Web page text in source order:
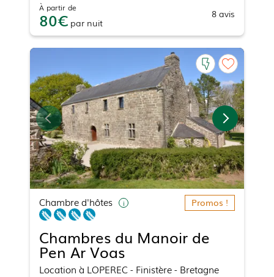
À partir de
80 par nuit
8 avis
Chambre d'hôtes Promos !
Chambres du Manoir de
Pen Ar Voas
Location à LOPEREC- Finistère - Bretagne